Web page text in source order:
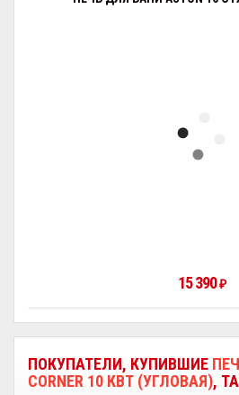
15 390₽
ПОКУПАТЕЛИ, КУПИВШИЕ
CORNER 10 КВТ (УГЛОВАЯ),